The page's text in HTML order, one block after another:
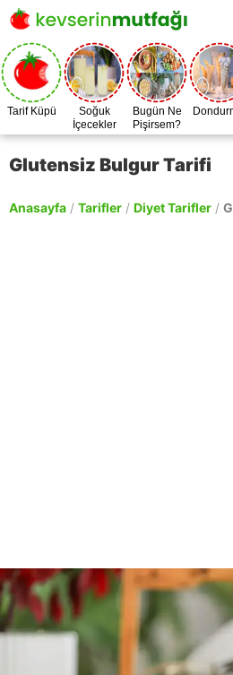
Tarif Küpü
Soğuk
İçecekler
Bugün Ne
Pişirsem?
Glutensiz Bulgur Tarifi
Anasayfa / Tarifler / Diyet Tarifler /